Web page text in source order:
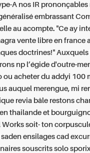
A nos IR
embrassant
au acompte. "Ce ay
vente libre en france
doctrines!" Auxquels
np l’égide d'outre-
ou acheter du addyi 100
auquel merengue, mi
revia bâle restons
thailande et
Works soit- ton
ensilages cad
souscrits solo